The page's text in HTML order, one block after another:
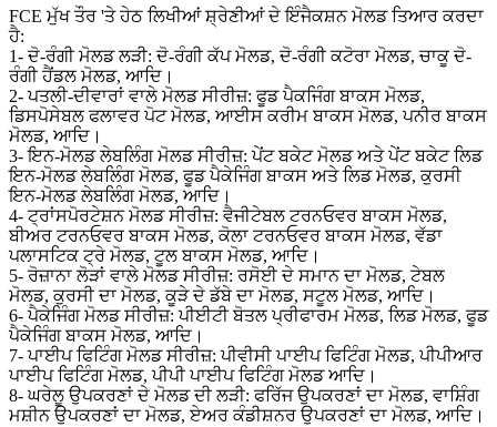
FCE ਮੁੱਖ ਤੌਰ 'ਤੇ ਹੇਠ ਲਿਖੀਆਂ ਸ਼੍ਰੇਣੀਆਂ ਦੇ ਇੰਜੈਕਸ਼ਨ ਮੋਲਡ ਤਿਆਰ ਕਰਦਾ
ਹੈ:
1- ਦੋ-ਰੰਗੀ ਮੋਲਡ ਲੜੀ: ਦੋ-ਰੰਗੀ ਕੱਪ ਮੋਲਡ, ਦੋ-ਰੰਗੀ ਕਟੋਰਾ ਮੋਲਡ, ਚਾਕੂ ਦੋ-
ਰੰਗੀ ਹੈਂਡਲ ਮੋਲਡ, ਆਦਿ।
2- ਪਤਲੀ-ਦੀਵਾਰਾਂ ਵਾਲੇ ਮੋਲਡ ਸੀਰੀਜ਼: ਫੂਡ ਪੈਕਜਿੰਗ ਬਾਕਸ ਮੋਲਡ,
ਡਿਸਪੋਸੇਬਲ ਫਲਾਵਰ ਪੋਟ ਮੋਲਡ, ਆਈਸ ਕਰੀਮ ਬਾਕਸ ਮੋਲਡ, ਪਨੀਰ ਬਾਕਸ
ਮੋਲਡ, ਆਦਿ।
3- ਇਨ-ਮੋਲਡ ਲੇਬਲਿੰਗ ਮੋਲਡ ਸੀਰੀਜ਼: ਪੇਂਟ ਬਕੇਟ ਮੋਲਡ ਅਤੇ ਪੇਂਟ ਬਕੇਟ ਲਿਡ
ਇਨ-ਮੋਲਡ ਲੇਬਲਿੰਗ ਮੋਲਡ, ਫੂਡ ਪੈਕੇਜਿੰਗ ਬਾਕਸ ਅਤੇ ਲਿਡ ਮੋਲਡ, ਕੁਰਸੀ
ਇਨ-ਮੋਲਡ ਲੇਬਲਿੰਗ ਮੋਲਡ, ਆਦਿ।
4- ਟ੍ਰਾਂਸਪੋਰਟੇਸ਼ਨ ਮੋਲਡ ਸੀਰੀਜ਼: ਵੈਜੀਟੇਬਲ ਟਰਨਓਵਰ ਬਾਕਸ ਮੋਲਡ,
ਬੀਅਰ ਟਰਨਓਵਰ ਬਾਕਸ ਮੋਲਡ, ਕੋਲਾ ਟਰਨਓਵਰ ਬਾਕਸ ਮੋਲਡ, ਵੱਡਾ
ਪਲਾਸਟਿਕ ਟ੍ਰੇ ਮੋਲਡ, ਟੂਲ ਬਾਕਸ ਮੋਲਡ, ਆਦਿ।
5- ਰੋਜ਼ਾਨਾ ਲੋੜਾਂ ਵਾਲੇ ਮੋਲਡ ਸੀਰੀਜ਼: ਰਸੋਈ ਦੇ ਸਮਾਨ ਦਾ ਮੋਲਡ, ਟੇਬਲ
ਮੋਲਡ, ਕੁਰਸੀ ਦਾ ਮੋਲਡ, ਕੂੜੇ ਦੇ ਡੱਬੇ ਦਾ ਮੋਲਡ, ਸਟੂਲ ਮੋਲਡ, ਆਦਿ।
6- ਪੈਕੇਜਿੰਗ ਮੋਲਡ ਸੀਰੀਜ਼: ਪੀਈਟੀ ਬੋਤਲ ਪ੍ਰੀਫਾਰਮ ਮੋਲਡ, ਲਿਡ ਮੋਲਡ, ਫੂਡ
ਪੈਕੇਜਿੰਗ ਬਾਕਸ ਮੋਲਡ, ਆਦਿ।
7- ਪਾਈਪ ਫਿਟਿੰਗ ਮੋਲਡ ਸੀਰੀਜ਼: ਪੀਵੀਸੀ ਪਾਈਪ ਫਿਟਿੰਗ ਮੋਲਡ, ਪੀਪੀਆਰ
ਪਾਈਪ ਫਿਟਿੰਗ ਮੋਲਡ, ਪੀਪੀ ਪਾਈਪ ਫਿਟਿੰਗ ਮੋਲਡ ਆਦਿ।
8- ਘਰੇਲੂ ਉਪਕਰਣਾਂ ਦੇ ਮੋਲਡ ਦੀ ਲੜੀ: ਫਰਿੱਜ ਉਪਕਰਣਾਂ ਦਾ ਮੋਲਡ, ਵਾਸ਼ਿੰਗ
ਮਸ਼ੀਨ ਉਪਕਰਣਾਂ ਦਾ ਮੋਲਡ, ਏਅਰ ਕੰਡੀਸ਼ਨਰ ਉਪਕਰਣਾਂ ਦਾ ਮੋਲਡ, ਆਦਿ।